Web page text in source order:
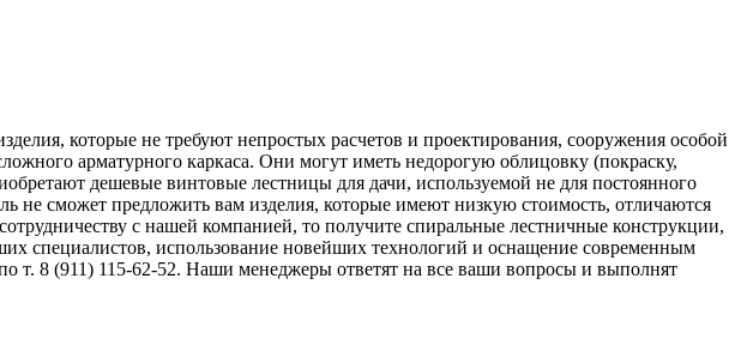
которые не требуют непростых расчетов и проектирования, сооружения особой
арматурного каркаса. Они могут иметь недорогую облицовку (покраску,
дешевые винтовые лестницы для дачи, используемой не для постоянного
не сможет предложить вам изделия, которые имеют низкую стоимость, отличаются
с нашей компанией, то получите спиральные лестничные конструкции,
специалистов, использование новейших технологий и оснащение современным
т. 8 (911) 115-62-52. Наши менеджеры ответят на все ваши вопросы и выполнят